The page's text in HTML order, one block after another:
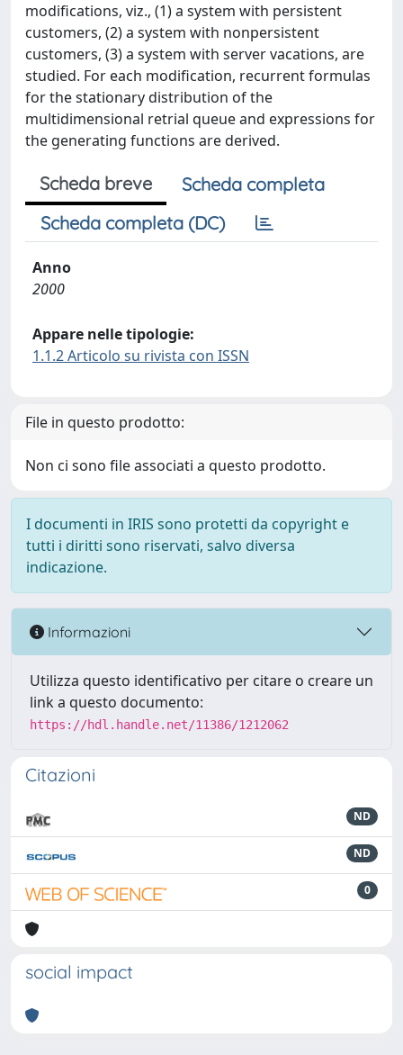
modifications, viz., (1) a system with persistent
customers, (2) a system with nonpersistent
customers, (3) a system with server vacations, are
studied. For each modification, recurrent formulas
for the stationary distribution of the
multidimensional retrial queue and expressions for
the generating functions are derived.
Scheda breve
Scheda completa
Scheda completa (DC)
Anno
2000
Appare nelle tipologie:
1.1.2 Articolo su rivista con ISSN
File in questo prodotto:
Non ci sono file associati a questo prodotto.
I documenti in IRIS sono protetti da copyright e
tutti i diritti sono riservati, salvo diversa
indicazione.
Informazioni
Utilizza questo identificativo per citare o creare un
link a questo documento:
https://hdl.handle.net/11386/1212062
Citazioni
ND
ND
0
social impact